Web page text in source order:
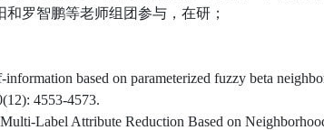
罗智鹏等老师组团参与，在研；
based on parameterized fuzzy beta
4553-4573.
Label Attribute Reduction Based on